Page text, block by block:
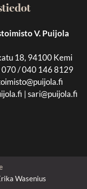
V. Puijola
18, 94100 Kemi
/ 040 146 8129
|sari@puijola.fi
Wasenius